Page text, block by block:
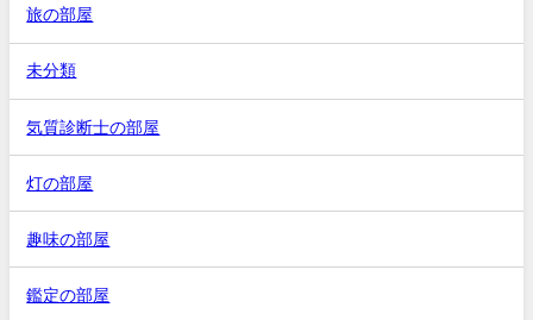
旅の部屋
未分類
気質診断士の部屋
灯の部屋
趣味の部屋
鑑定の部屋